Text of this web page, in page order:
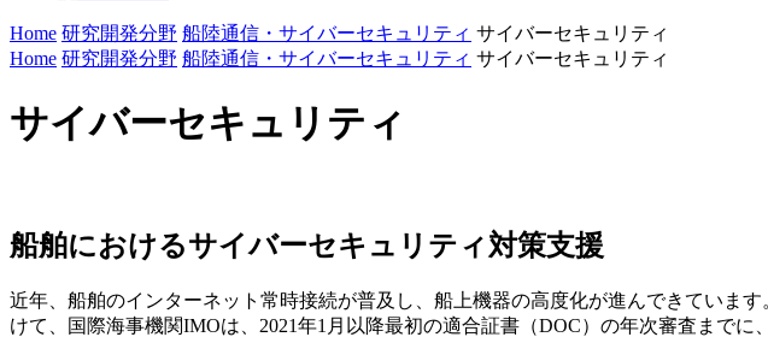
Home 研究開発分野 船陸通信・サイバーセキュリティ サイバーセキュリティ
Home 研究開発分野 船陸通信・サイバーセキュリティ サイバーセキュリティ
サイバーセキュリティ
船舶におけるサイバーセキュリティ対策支援
近年、船舶のインターネット常時接続が普及し、船上機器の高度化が進んできていま
けて、国際海事機関IMOは、2021年1月以降最初の適合証書（DOC）の年次審査までに